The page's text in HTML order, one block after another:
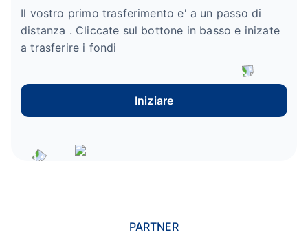
Il vostro primo trasferimento e' a un passo di
distanza . Cliccate sul bottone in basso e inizate
a trasferire i fondi
Iniziare
PARTNER